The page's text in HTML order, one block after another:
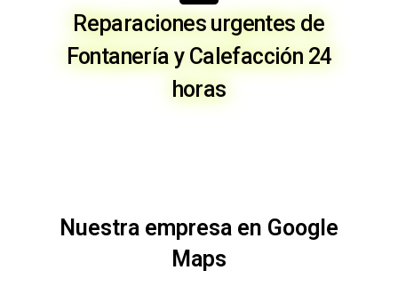
Reparaciones urgentes de
Fontanería y Calefacción 24
horas
Nuestra empresa en Google
Maps